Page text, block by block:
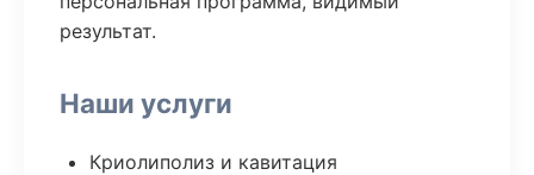
результат.
Наши услуги
Криолиполиз и кавитация